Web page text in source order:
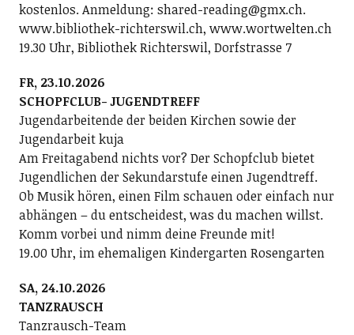
kostenlos. Anmeldung: shared-reading@gmx.ch.
www.bibliothek-richterswil.ch, www.wortwelten.ch
19.30 Uhr, Bibliothek Richterswil, Dorfstrasse 7
FR, 23.10.2026
SCHOPFCLUB- JUGENDTREFF
Jugendarbeitende der beiden Kirchen sowie der
Jugendarbeit kuja
Am Freitagabend nichts vor? Der Schopfclub bietet
Jugendlichen der Sekundarstufe einen Jugendtreff.
Ob Musik hören, einen Film schauen oder einfach nur
abhängen – du entscheidest, was du machen willst.
Komm vorbei und nimm deine Freunde mit!
19.00 Uhr, im ehemaligen Kindergarten Rosengarten
SA, 24.10.2026
TANZRAUSCH
Tanzrausch-Team